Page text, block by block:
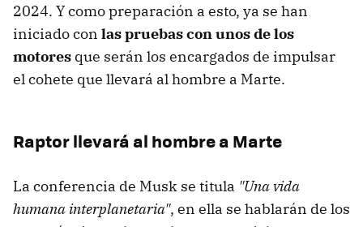
2024. Y como preparación a esto, ya se han
iniciado con las pruebas con unos de los
motores que serán los encargados de impulsar
el cohete que llevará al hombre a Marte.
Raptor llevará al hombre a Marte
La conferencia de Musk se titula "Una vida
humana interplanetaria", en ella se hablarán de los